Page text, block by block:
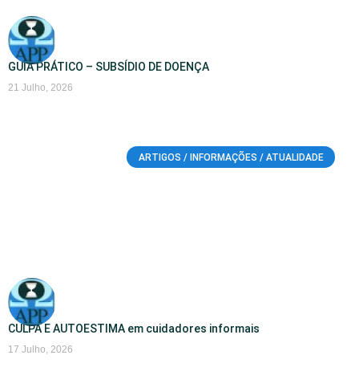
GUIA PRÁTICO – SUBSÍDIO DE DOENÇA
21 Julho, 2026
ARTIGOS / INFORMAÇÕES / ATUALIDADE
CULPA E AUTOESTIMA em cuidadores informais
17 Julho, 2026